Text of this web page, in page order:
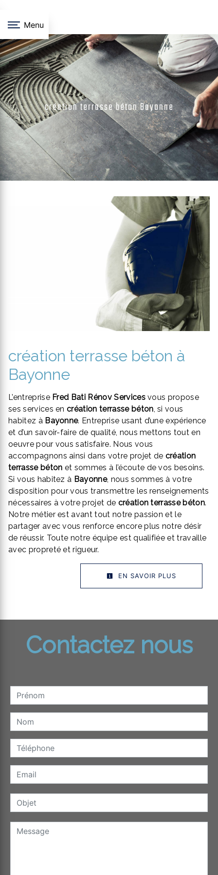
Menu
création terrasse béton Bayonne
création terrasse béton à
Bayonne
L’entreprise Fred Bati Rénov Servicesvous propose
ses services encréation terrasse béton, si vous
habitez à Bayonne. Entreprise usant d’une expérience
et d’un savoir-faire de qualité, nous mettons tout en
oeuvre pour vous satisfaire. Nous vous
accompagnons ainsi dans votre projet de création
terrasse béton et sommes à l’écoute de vos besoins.
Si vous habitez à Bayonne, nous sommes à votre
disposition pour vous transmettre les renseignements
nécessaires à votre projet de création terrasse béton.
Notre métier est avant tout notre passion et le
partager avec vous renforce encore plus notre désir
de réussir. Toute notre équipe est qualifiée et travaille
avec propreté et rigueur.
EN SAVOIR PLUS
Contactez nous